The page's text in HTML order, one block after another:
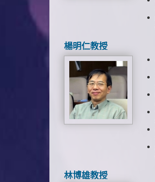
楊明仁教授
林博雄教授